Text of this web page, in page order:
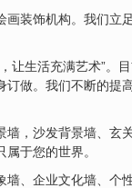
画装饰机构。我们立
让生活充满艺术”
订做。我们不断的
，沙发背景墙、玄关
属于您的世界。
墙、企业文化墙、